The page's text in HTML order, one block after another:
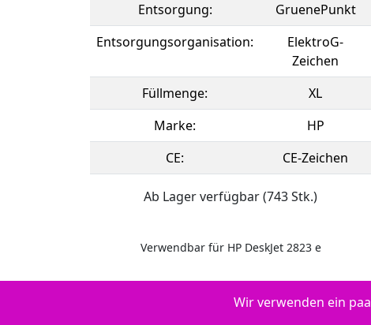
Entsorgung:
GruenePunkt
Entsorgungsorganisation:
ElektroG-
Zeichen
Füllmenge:
XL
Marke:
HP
CE:
CE-Zeichen
Ab Lager verfügbar (743 Stk.)
Verwendbar für HP DeskJet 2823 e
Druckertypen: - HP Envy 6475 e All-in-One - HP
Wir verwenden ein